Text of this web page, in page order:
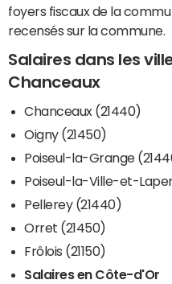
foyers fiscaux de la
recensés sur la commune.
Salaires dans les
Chanceaux
Chanceaux (21440)
Oigny (21450)
Poiseul-la-Grange
Poiseul-la-Ville-et-
Pellerey (21440)
Orret (21450)
Frôlois (21150)
Salaires en Côte-d'Or